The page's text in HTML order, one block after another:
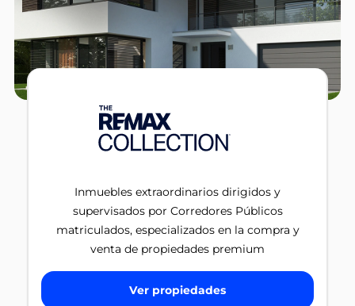
Inmuebles extraordinarios dirigidos y
supervisados por Corredores Públicos
matriculados, especializados en la compra y
venta de propiedades premium
Ver propiedades